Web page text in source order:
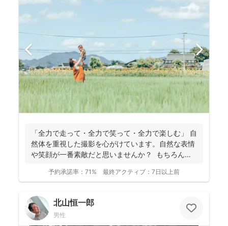
「全力で走って・全力で笑って・全力で楽しむ」 自
然体を重視した撮影を心がけています。自然な表情
や笑顔が一番素敵だと思いませんか？ もちろん、
予約承諾率： 71% 最終アクティブ： 7日以上前
北山恒一郎
男性